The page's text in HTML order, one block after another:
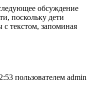
обсуждение
поскольку дети
текстом, запоминая
пользователем admin